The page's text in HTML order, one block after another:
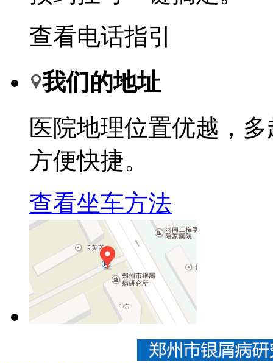
查看电话指引
我们的地址
医院地理位置优越，
方便快捷。
查看坐车方法